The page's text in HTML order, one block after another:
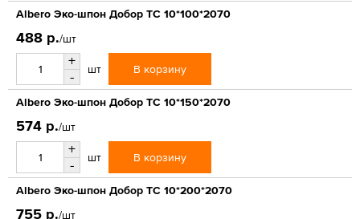
Albero Эко-шпон Добор ТС 10*100*2070
488 р./шт
+
-
шт В корзину
Albero Эко-шпон Добор ТС 10*150*2070
574 р./шт
+
-
шт В корзину
Albero Эко-шпон Добор ТС 10*200*2070
755 р./шт